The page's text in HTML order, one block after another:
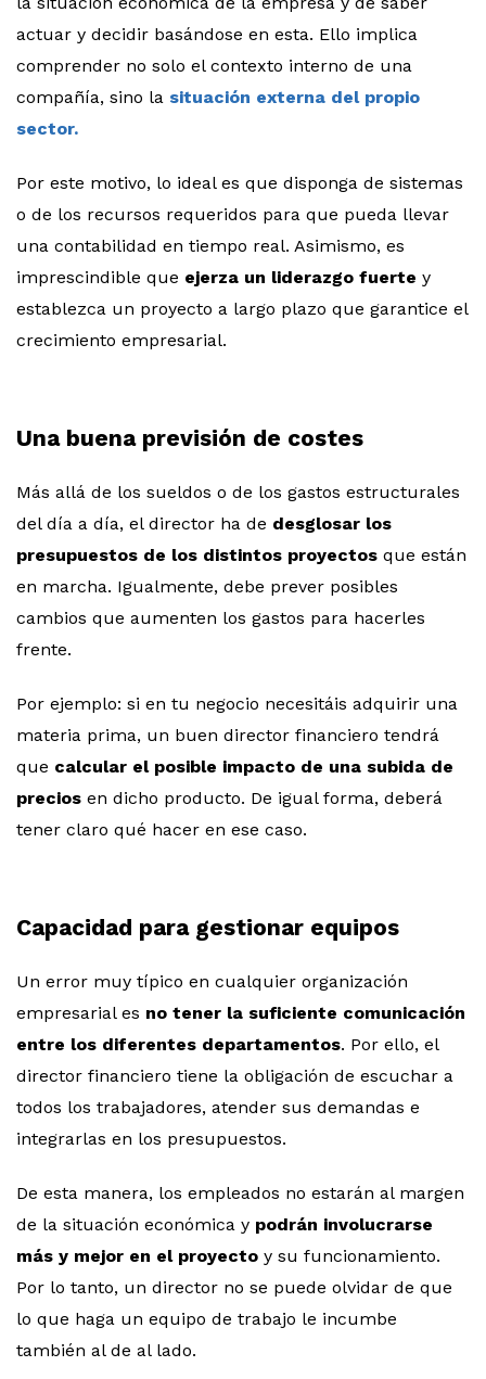
actuar y decidir basándose en esta. Ello implica
comprender no solo el contexto interno de una
compañía, sino la situación externa del propio
sector.
Por este motivo, lo ideal es que disponga de sistemas
o de los recursos requeridos para que pueda llevar
una contabilidad en tiempo real. Asimismo, es
imprescindible que ejerza un liderazgo fuerte y
establezca un proyecto a largo plazo que garantice el
crecimiento empresarial.
Una buena previsión de costes
Más allá de los sueldos o de los gastos estructurales
del día a día, el director ha de desglosar los
presupuestos de los distintos proyectos que están
en marcha. Igualmente, debe prever posibles
cambios que aumenten los gastos para hacerles
frente.
Por ejemplo: si en tu negocio necesitáis adquirir una
materia prima, un buen director financiero tendrá
que calcular el posible impacto de una subida de
precios en dicho producto. De igual forma, deberá
tener claro qué hacer en ese caso.
Capacidad para gestionar equipos​
Un error muy típico en cualquier organización
empresarial es no tener la suficiente comunicación
entre los diferentes departamentos. Por ello, el
director financiero tiene la obligación de escuchar a
todos los trabajadores, atender sus demandas e
integrarlas en los presupuestos.
De esta manera, los empleados no estarán al margen
de la situación económica y podrán involucrarse
más y mejor en el proyecto y su funcionamiento.
Por lo tanto, un director no se puede olvidar de que
lo que haga un equipo de trabajo le incumbe
también al de al lado.